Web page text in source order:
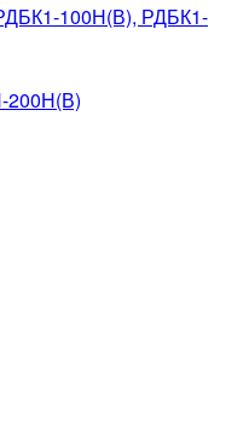
100Н(В), РДБК1-